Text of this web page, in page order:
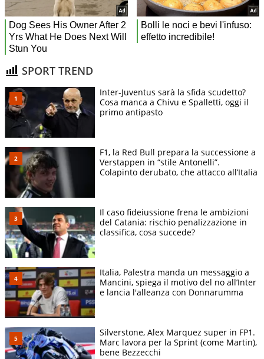
SPORT TREND
Inter-Juventus sarà la sfida scudetto?
Cosa manca a Chivu e Spalletti, oggi il
primo antipasto
F1, la Red Bull prepara la successione a
Verstappen in “stile Antonelli”.
Colapinto derubato, che attacco all’Italia
Il caso fideiussione frena le ambizioni
del Catania: rischio penalizzazione in
classifica, cosa succede?
Italia, Palestra manda un messaggio a
Mancini, spiega il motivo del no all’Inter
e lancia l'alleanza con Donnarumma
Silverstone, Alex Marquez super in FP1.
Marc lavora per la Sprint (come Martin),
bene Bezzecchi